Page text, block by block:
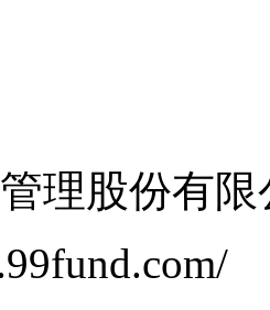
理股份有限